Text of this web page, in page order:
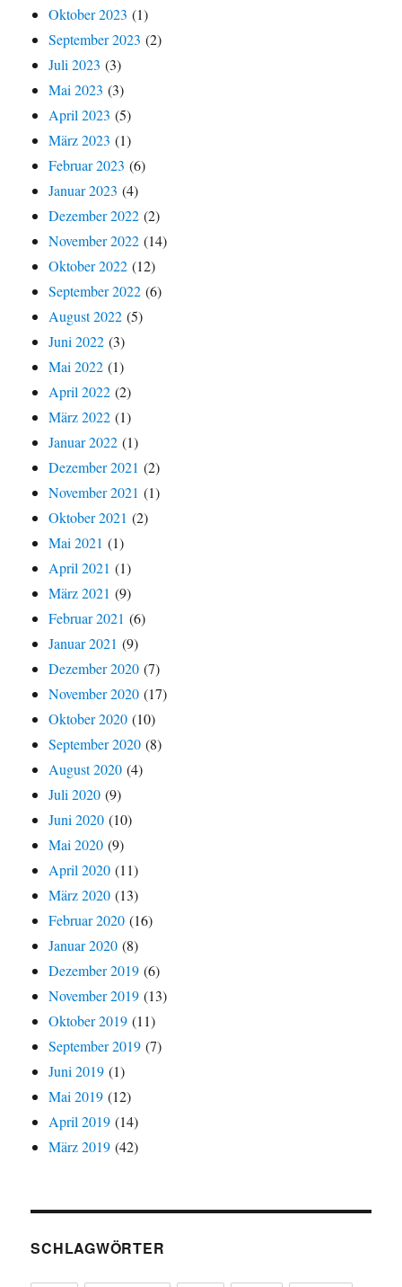
Oktober 2023 (1)
September 2023 (2)
Juli 2023 (3)
Mai 2023 (3)
April 2023 (5)
März 2023 (1)
Februar 2023 (6)
Januar 2023 (4)
Dezember 2022 (2)
November 2022 (14)
Oktober 2022 (12)
September 2022 (6)
August 2022 (5)
Juni 2022 (3)
Mai 2022 (1)
April 2022 (2)
März 2022 (1)
Januar 2022 (1)
Dezember 2021 (2)
November 2021 (1)
Oktober 2021 (2)
Mai 2021 (1)
April 2021 (1)
März 2021 (9)
Februar 2021 (6)
Januar 2021 (9)
Dezember 2020 (7)
November 2020 (17)
Oktober 2020 (10)
September 2020 (8)
August 2020 (4)
Juli 2020 (9)
Juni 2020 (10)
Mai 2020 (9)
April 2020 (11)
März 2020 (13)
Februar 2020 (16)
Januar 2020 (8)
Dezember 2019 (6)
November 2019 (13)
Oktober 2019 (11)
September 2019 (7)
Juni 2019 (1)
Mai 2019 (12)
April 2019 (14)
März 2019 (42)
SCHLAGWÖRTER